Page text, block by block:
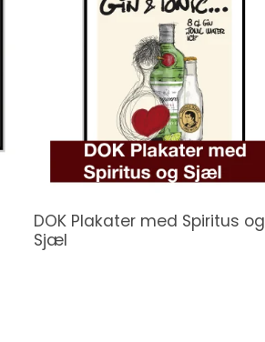
DOK Plakater med Spiritus og
Sjæl